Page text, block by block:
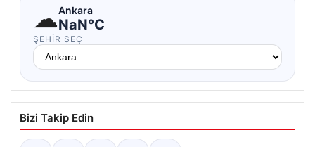
☁Ankara
NaN°C
ŞEHIR SEÇ
Bizi Takip Edin